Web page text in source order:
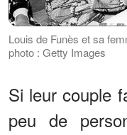
Louis de Funès et sa
photo : Getty Images
Si leur couple
peu de